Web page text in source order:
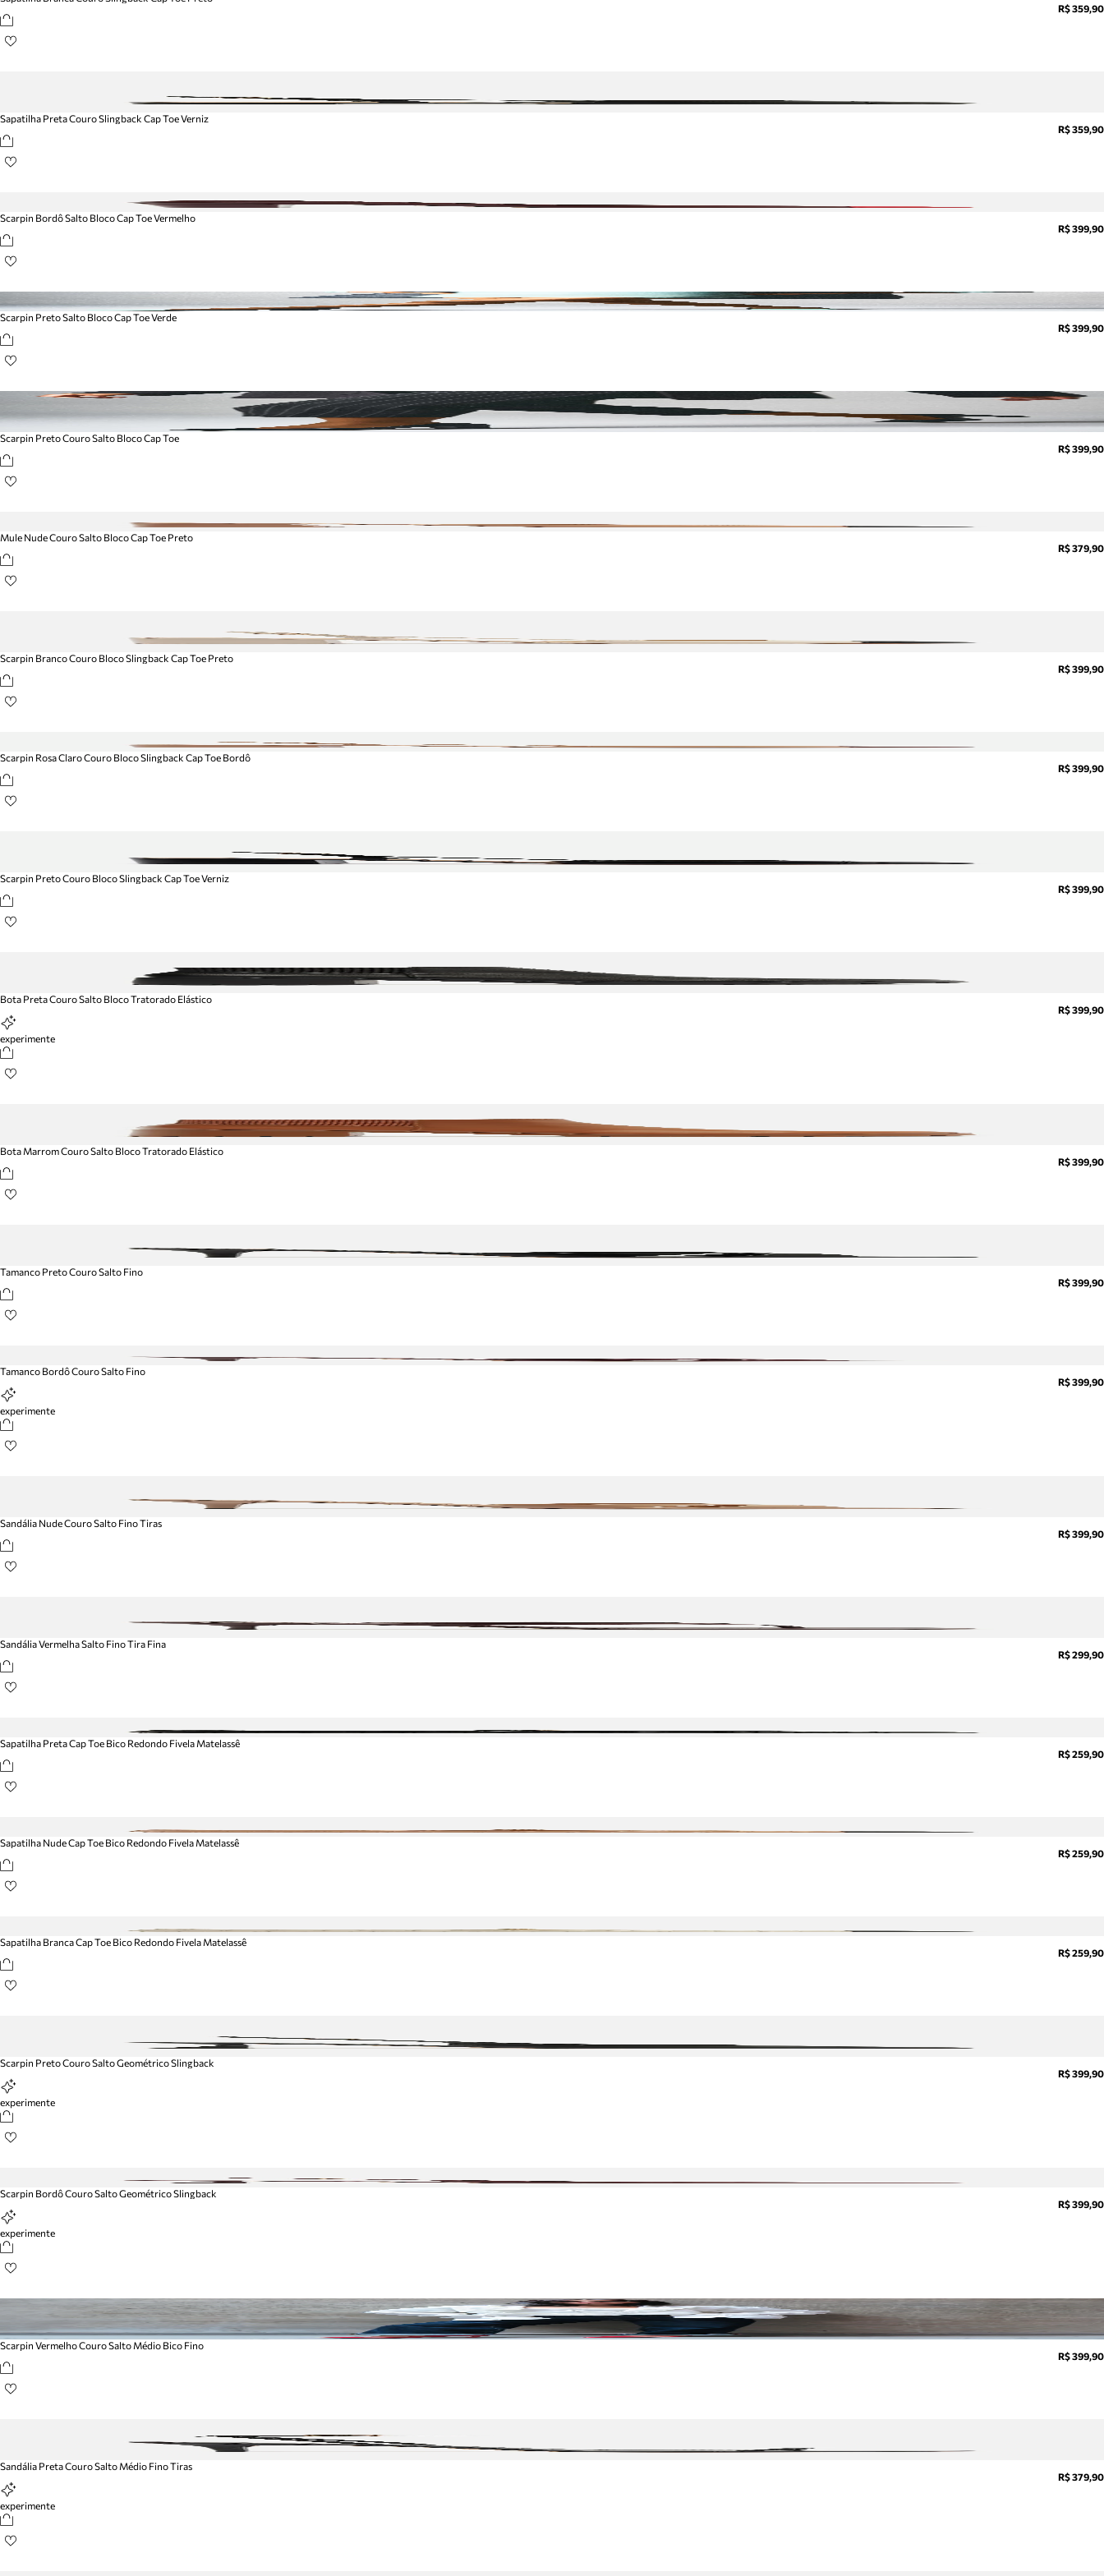
pedidos
R$ 359,90
Sapatilha Preta Couro Slingback Cap Toe Verniz
R$ 359,90
Scarpin Bordô Salto Bloco Cap Toe Vermelho
R$ 399,90
Scarpin Preto Salto Bloco Cap Toe Verde
R$ 399,90
Scarpin Preto Couro Salto Bloco Cap Toe
R$ 399,90
Mule Nude Couro Salto Bloco Cap Toe Preto
R$ 379,90
Scarpin Branco Couro Bloco Slingback Cap Toe Preto
R$ 399,90
Scarpin Rosa Claro Couro Bloco Slingback Cap Toe Bordô
R$ 399,90
Scarpin Preto Couro Bloco Slingback Cap Toe Verniz
R$ 399,90
Bota Preta Couro Salto Bloco Tratorado Elástico
R$ 399,90
experimente
Bota Marrom Couro Salto Bloco Tratorado Elástico
R$ 399,90
Tamanco Preto Couro Salto Fino
R$ 399,90
Tamanco Bordô Couro Salto Fino
R$ 399,90
experimente
Sandália Nude Couro Salto Fino Tiras
R$ 399,90
Sandália Vermelha Salto Fino Tira Fina
R$ 299,90
Sapatilha Preta Cap Toe Bico Redondo Fivela Matelassê
R$ 259,90
Sapatilha Nude Cap Toe Bico Redondo Fivela Matelassê
R$ 259,90
Sapatilha Branca Cap Toe Bico Redondo Fivela Matelassê
R$ 259,90
Scarpin Preto Couro Salto Geométrico Slingback
R$ 399,90
experimente
Scarpin Bordô Couro Salto Geométrico Slingback
R$ 399,90
experimente
Scarpin Vermelho Couro Salto Médio Bico Fino
R$ 399,90
Sandália Preta Couro Salto Médio Fino Tiras
R$ 379,90
experimente